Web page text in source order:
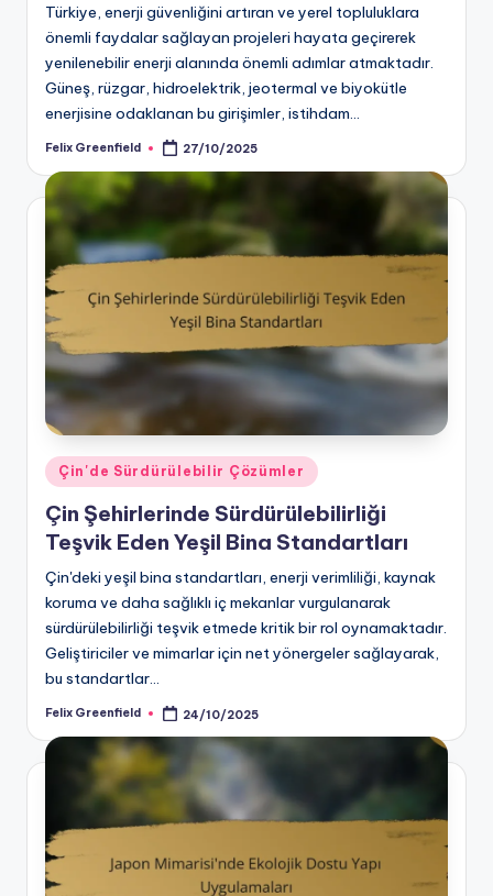
Türkiye, enerji güvenliğini artıran ve yerel topluluklara
önemli faydalar sağlayan projeleri hayata geçirerek
yenilenebilir enerji alanında önemli adımlar atmaktadır.
Güneş, rüzgar, hidroelektrik, jeotermal ve biyokütle
enerjisine odaklanan bu girişimler, istihdam…
Posted
Felix Greenfield 27/10/2025
Posted
Çin'de Sürdürülebilir Çözümler
Çin Şehirlerinde Sürdürülebilirliği
Teşvik Eden Yeşil Bina Standartları
Çin'deki yeşil bina standartları, enerji verimliliği, kaynak
koruma ve daha sağlıklı iç mekanlar vurgulanarak
sürdürülebilirliği teşvik etmede kritik bir rol oynamaktadır.
Geliştiriciler ve mimarlar için net yönergeler sağlayarak,
bu standartlar…
Posted
Felix Greenfield 24/10/2025